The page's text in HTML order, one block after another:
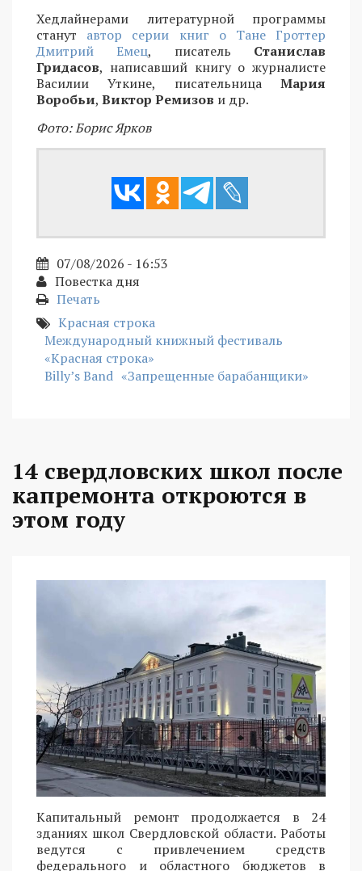
Хедлайнерами литературной программы
станут автор серии книг о Тане Гроттер
Дмитрий Емец, писатель Станислав
Гридасов, написавший книгу о журналисте
Василии Уткине, писательница Мария
Воробьи, Виктор Ремизов и др.
Фото: Борис Ярков
07/08/2026 - 16:53
Повестка дня
Печать
Красная строка
Международный книжный фестиваль
«Красная строка»
Billy’s Band «Запрещенные барабанщики»
14 свердловских школ после
капремонта откроются в
этом году
Капитальный ремонт продолжается в 24
зданиях школ Свердловской области. Работы
ведутся с привлечением средств
федерального и областного бюджетов в